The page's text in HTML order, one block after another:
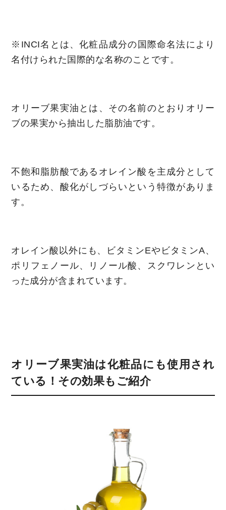
※INCI名とは、化粧品成分の国際命名法により
名付けられた国際的な名称のことです。
オリーブ果実油とは、その名前のとおりオリー
ブの果実から抽出した脂肪油です。
不飽和脂肪酸であるオレイン酸を主成分として
いるため、酸化がしづらいという特徴がありま
す。
オレイン酸以外にも、ビタミンEやビタミンA、
ポリフェノール、リノール酸、スクワレンとい
った成分が含まれています。
オリーブ果実油は化粧品にも使用され
ている！その効果もご紹介